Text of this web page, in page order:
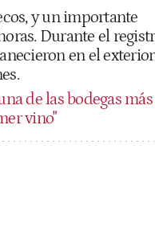
y un importante
Durante el
en el exterior
de las bodegas más
vino"